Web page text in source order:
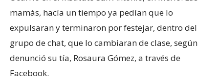
mamás, hacía un tiempo ya pedían que lo
expulsaran y terminaron por festejar, dentro del
grupo de chat, que lo cambiaran de clase, según
denunció su tía, Rosaura Gómez, a través de
Facebook.